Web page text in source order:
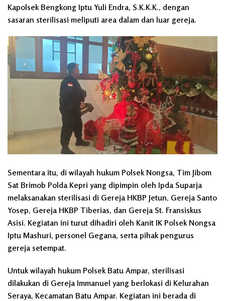
Kapolsek Bengkong Iptu Yuli Endra, S.K.K.K., dengan
sasaran sterilisasi meliputi area dalam dan luar gereja.
Sementara itu, di wilayah hukum Polsek Nongsa, Tim Jibom
Sat Brimob Polda Kepri yang dipimpin oleh Ipda Suparja
melaksanakan sterilisasi di Gereja HKBP Jetun, Gereja Santo
Yosep, Gereja HKBP Tiberias, dan Gereja St. Fransiskus
Asisi. Kegiatan ini turut dihadiri oleh Kanit IK Polsek Nongsa
Iptu Mashuri, personel Gegana, serta pihak pengurus
gereja setempat.
Untuk wilayah hukum Polsek Batu Ampar, sterilisasi
dilakukan di Gereja Immanuel yang berlokasi di Kelurahan
Seraya, Kecamatan Batu Ampar. Kegiatan ini berada di